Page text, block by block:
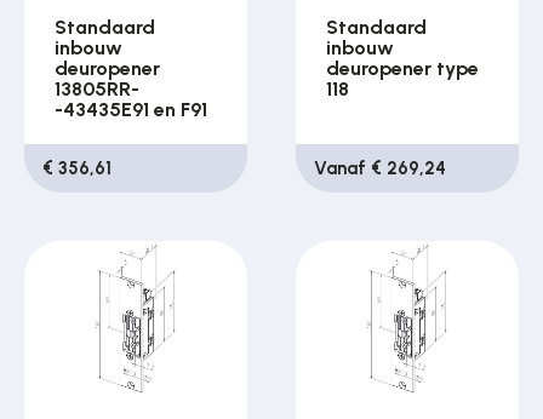
Standaard
inbouw
deuropener
13805RR-
-43435E91 en F91
€ 356,61
Standaard
inbouw
deuropener type
118
Vanaf € 269,24